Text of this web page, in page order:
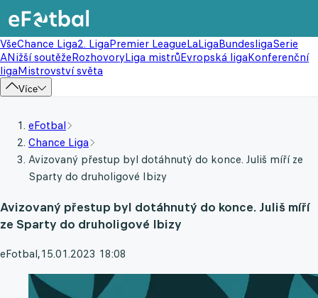
VšeChance Liga2. LigaPremier LeagueLaLigaBundesligaSerie
ANižší soutěžeRozhovoryLiga mistrůEvropská ligaKonferenční
ligaMistrovství světa
Více
eFotbal
Chance Liga
Avizovaný přestup byl dotáhnutý do konce. Juliš míří ze
Sparty do druholigové Ibizy
Avizovaný přestup byl dotáhnutý do konce. Juliš míří
ze Sparty do druholigové Ibizy
eFotbal,15.01.2023 18:08